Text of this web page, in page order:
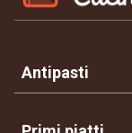
Antipasti